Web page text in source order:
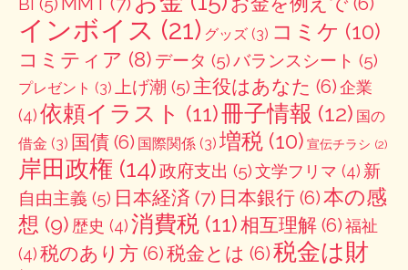
インボイス (21) グッズ (3) コミケ (10)
コミティア (8) データ (5)バランスシート (5)
プレゼント (3) 上げ潮 (5) 主役はあなた (6)企業
(4)依頼イラスト (11)冊子情報 (12) 国の
借金 (3) 国債 (6) 国際関係 (3) 増税 (10) 宣伝チラシ (2)
岸田政権 (14)政府支出 (5)文学フリマ (4) 新
自由主義 (5) 日本経済 (7) 日本銀行 (6)本の感
想 (9) 歴史 (4)消費税 (11)相互理解 (6)福祉
(4)税のあり方 (6)税金とは (6)税金は財